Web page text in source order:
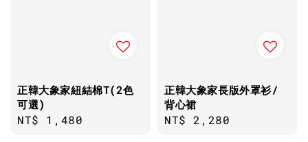
正韓大象家紐結棉T(2色
可選)
Regular
NT$ 1,480
正韓大象家長版外罩衫/
背心裙
Regular
NT$ 2,280